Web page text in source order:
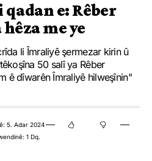
qadan e: Rêber
me ye
li Îmraliyê şermezar kirin û
50 salî ya Rêber
ê dîwarên Îmraliyê hilweşînin"
5. Adar 2024
1 Dq.